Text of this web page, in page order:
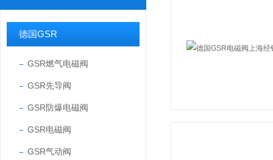
德国GSR
GSR燃气电磁阀
GSR先导阀
GSR防爆电磁阀
GSR电磁阀
GSR气动阀